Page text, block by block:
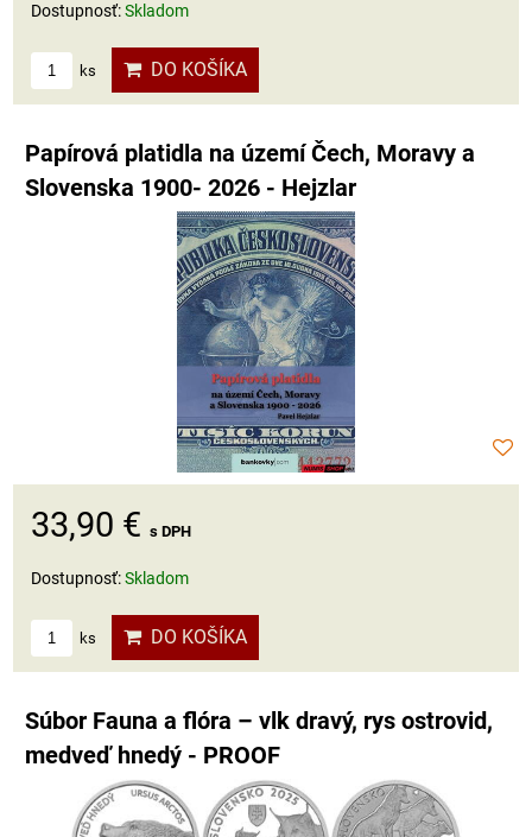
Dostupnosť:Skladom
ks DO KOŠÍKA
Papírová platidla na území Čech, Moravy a
Slovenska 1900- 2026 - Hejzlar
33,90 € s DPH
Dostupnosť:Skladom
ks DO KOŠÍKA
Súbor Fauna a flóra – vlk dravý, rys ostrovid,
medveď hnedý - PROOF